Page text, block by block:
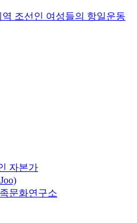
역 조선인 여성들의 항일운동
자본가
문화연구소